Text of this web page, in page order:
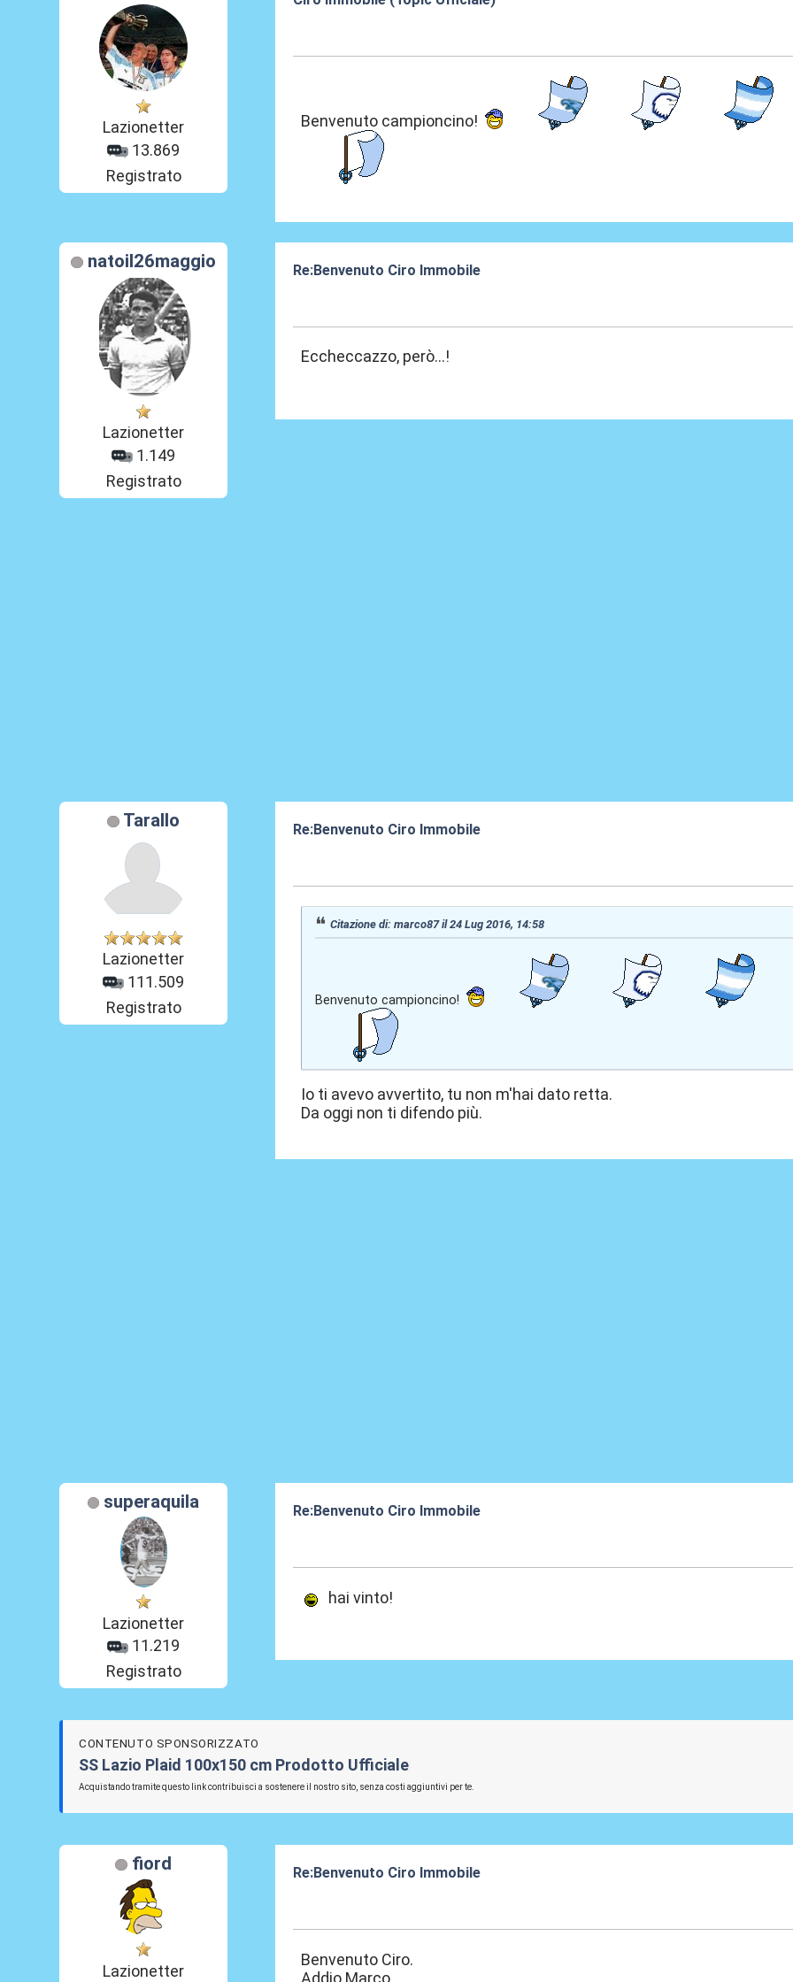
Lazionetter
13.869
Registrato
Benvenuto campioncino!
natoil26maggio
Lazionetter
1.149
Registrato
Re:Benvenuto Ciro Immobile
Eccheccazzo, però...!
Tarallo
Lazionetter
111.509
Registrato
Re:Benvenuto Ciro Immobile
Citazione di: marco87 il 24 Lug 2016, 14:58
Benvenuto campioncino!
Io ti avevo avvertito, tu non m'hai dato retta.
Da oggi non ti difendo più.
superaquila
Lazionetter
11.219
Registrato
Re:Benvenuto Ciro Immobile
hai vinto!
CONTENUTO SPONSORIZZATO
SS Lazio Plaid 100x150 cm Prodotto Ufficiale
Acquistando tramite questo link contribuisci a sostenere il nostro sito, senza costi aggiuntivi per te.
fiord
Lazionetter
Re:Benvenuto Ciro Immobile
Benvenuto Ciro.
Addio Marco.